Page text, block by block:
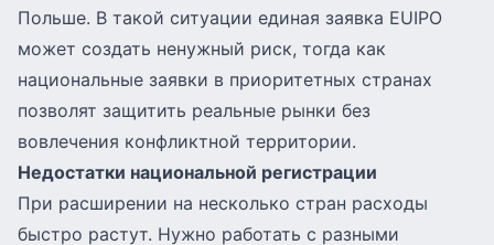
Польше. В такой ситуации единая заявка EUIPO
может создать ненужный риск, тогда как
национальные заявки в приоритетных странах
позволят защитить реальные рынки без
вовлечения конфликтной территории.
Недостатки национальной регистрации
При расширении на несколько стран расходы
быстро растут. Нужно работать с разными